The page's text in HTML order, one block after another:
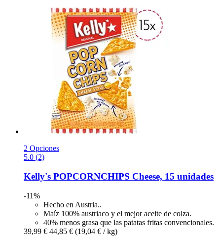
2 Opciones
5.0 (2)
Kelly's POPCORNCHIPS Cheese, 15 unidades
-11%
Hecho en Austria..
Maíz 100% austriaco y el mejor aceite de colza.
40% menos grasa que las patatas fritas convencionales.
39,99 € 44,85 € (19,04 € / kg)